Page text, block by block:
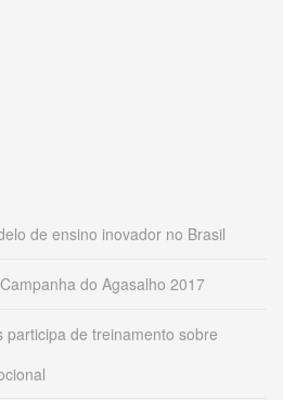
de ensino inovador no Brasil
do Agasalho 2017
participa de treinamento sobre